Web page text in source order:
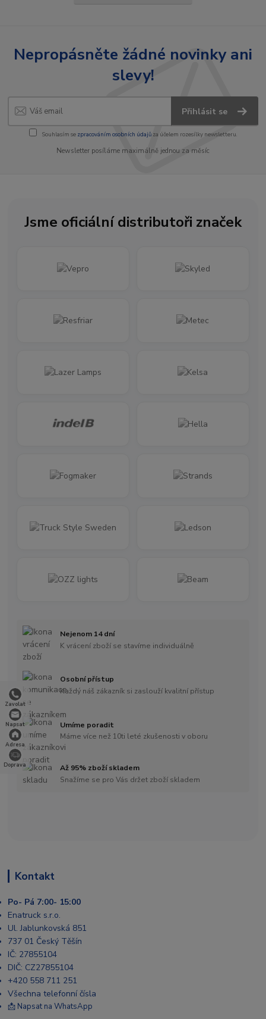
Zavolat
Napsat
Adresa
Doprava
Nepropásněte žádné novinky ani
slevy!
Přihlásit se
Souhlasím se zpracováním osobních údajůza účelem rozesílky newsletteru.
Newsletter posíláme maximálně jednou za měsíc
Jsme oficiální distributoři značek
Nejenom 14 dní
K vrácení zboží se stavíme individuálně
Osobní přístup
Každý náš zákazník si zaslouží kvalitní přístup
Umíme poradit
Máme více než 10ti leté zkušenosti v oboru
Až 95% zboží skladem
Snažíme se pro Vás držet zboží skladem
Kontakt
Po- Pá 7:00- 15:00
Enatruck s.r.o.
Ul. Jablunkovská 851
737 01 Český Těšín
IČ: 27855104
DIČ: CZ27855104
+420 558 711 251
Všechna telefonní čísla
📩 Napsat na WhatsApp